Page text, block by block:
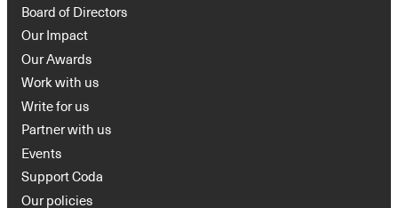
Board of Directors
Our Impact
Our Awards
Work with us
Write for us
Partner with us
Events
Support Coda
Our policies